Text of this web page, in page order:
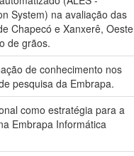
System) na avaliação das
Chapecó e Xanxerê, Oeste
de grãos.
de conhecimento nos
pesquisa da Embrapa.
como estratégia para a
Embrapa Informática